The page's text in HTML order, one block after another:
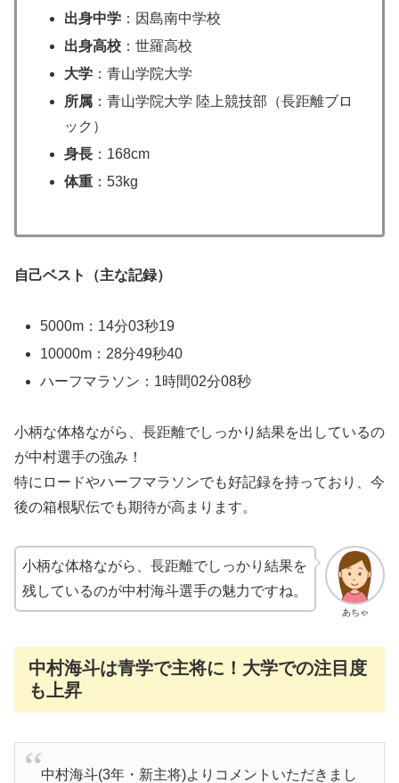
出身中学 ：因島南中学校
出身高校 ：世羅高校
大学 ：青山学院大学
所属 ：青山学院大学 陸上競技部（長距離ブロ
ック）
身長 ：168cm
体重 ：53kg
自己ベスト（主な記録）
5000m：14分03秒19
10000m：28分49秒40
ハーフマラソン：1時間02分08秒
小柄な体格ながら、長距離でしっかり結果を出しているの
が中村選手の強み！
特にロードやハーフマラソンでも好記録を持っており、今
後の箱根駅伝でも期待が高まります。
あちゃ
小柄な体格ながら、長距離でしっかり結果を
残しているのが中村海斗選手の魅力ですね。
中村海斗は青学で主将に！大学での注目度
も上昇
中村海斗(3年・新主将)よりコメントいただきまし